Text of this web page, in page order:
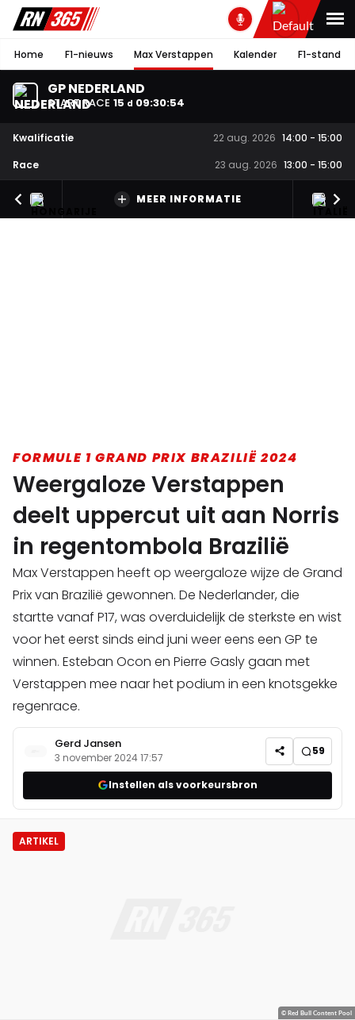
Home F1-nieuws Max Verstappen Kalender F1-stand
GP NEDERLAND
START RACE 15 d 09:30:54
Kwalificatie 22 aug. 2026 14:00 - 15:00
Race
23 aug. 2026 13:00 - 15:00
MEER INFORMATIE
FORMULE 1 GRAND PRIX BRAZILIË 2024
Weergaloze Verstappen
deelt uppercut uit aan Norris
in regentombola Brazilië
Max Verstappen heeft op weergaloze wijze de Grand
Prix van Brazilië gewonnen. De Nederlander, die
startte vanaf P17, was overduidelijk de sterkste en wist
voor het eerst sinds eind juni weer eens een GP te
winnen. Esteban Ocon en Pierre Gasly gaan met
Verstappen mee naar het podium in een knotsgekke
regenrace.
Gerd Jansen
3 november 2024 17:57 59
Instellen als voorkeursbron
ARTIKEL
© Red Bull Content Pool